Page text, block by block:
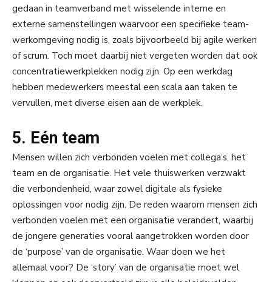
gedaan in teamverband met wisselende interne en
externe samenstellingen waarvoor een specifieke team-
werkomgeving nodig is, zoals bijvoorbeeld bij agile werken
of scrum. Toch moet daarbij niet vergeten worden dat ook
concentratiewerkplekken nodig zijn. Op een werkdag
hebben medewerkers meestal een scala aan taken te
vervullen, met diverse eisen aan de werkplek.
5. Eén team
Mensen willen zich verbonden voelen met collega’s, het
team en de organisatie. Het vele thuiswerken verzwakt
die verbondenheid, waar zowel digitale als fysieke
oplossingen voor nodig zijn. De reden waarom mensen zich
verbonden voelen met een organisatie verandert, waarbij
de jongere generaties vooral aangetrokken worden door
de ‘purpose’ van de organisatie. Waar doen we het
allemaal voor? De ‘story’ van de organisatie moet wel